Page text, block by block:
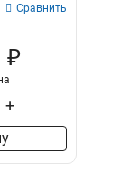
Сравнить
₽
+